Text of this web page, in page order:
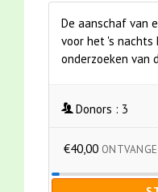
De aanschaf van
voor het 's nachts
onderzoeken van
Donors : 3
€40,00